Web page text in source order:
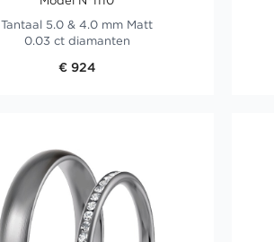
Tantaal 5.0 & 4.0 mm Matt
0.03 ct diamanten
€ 924